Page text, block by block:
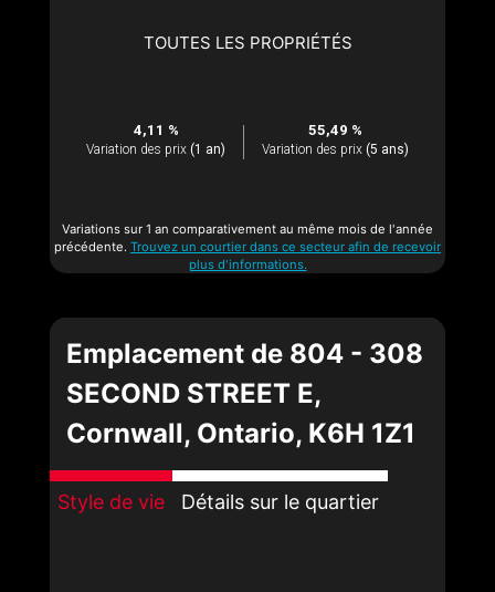
TOUTES LES PROPRIÉTÉS
4,11 %
Variation des prix (1 an)
55,49 %
Variation des prix (5 ans)
Variations sur 1 an comparativement au même mois de l'année
précédente. Trouvez un courtier dans ce secteur afin de recevoir
plus d'informations.
Emplacement de 804 - 308
SECOND STREET E,
Cornwall, Ontario, K6H 1Z1
Style de vie Détails sur le quartier